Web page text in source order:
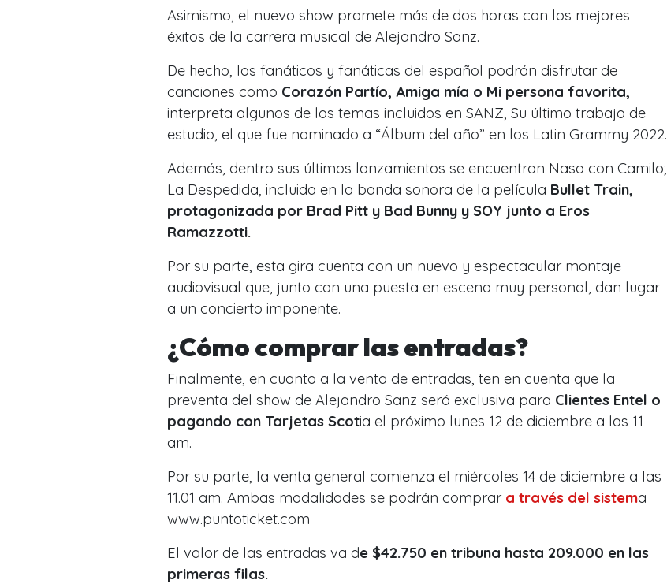
Asimismo, el nuevo show promete más de dos horas con los mejores
éxitos de la carrera musical de Alejandro Sanz.
De hecho, los fanáticos y fanáticas del español podrán disfrutar de
canciones como Corazón Partío, Amiga mía o Mi persona favorita,
interpreta algunos de los temas incluidos en SANZ, Su último trabajo de
estudio, el que fue nominado a “Álbum del año” en los Latin Grammy 2022.
Además, dentro sus últimos lanzamientos se encuentran Nasa con Camilo;
La Despedida , incluida en la banda sonora de la película Bullet Train,
protagonizada por Brad Pitt y Bad Bunny y SOY junto a Eros
Ramazzotti.
Por su parte, esta gira cuenta con un nuevo y espectacular montaje
audiovisual que, junto con una puesta en escena muy personal, dan lugar
a un concierto imponente.
¿Cómo comprar las entradas?
Finalmente, en cuanto a la venta de entradas, ten en cuenta que la
preventa del show de Alejandro Sanz será exclusiva para Clientes Entel o
pagando con Tarjetas Scotia el próximo lunes 12 de diciembre a las 11
am.
Por su parte, la venta general comienza el miércoles 14 de diciembre a las
11.01 am. Ambas modalidades se podrán comprar a través del sistema
www.puntoticket.com
El valor de las entradas va de $42.750 en tribuna hasta 209.000 en las
primeras filas.